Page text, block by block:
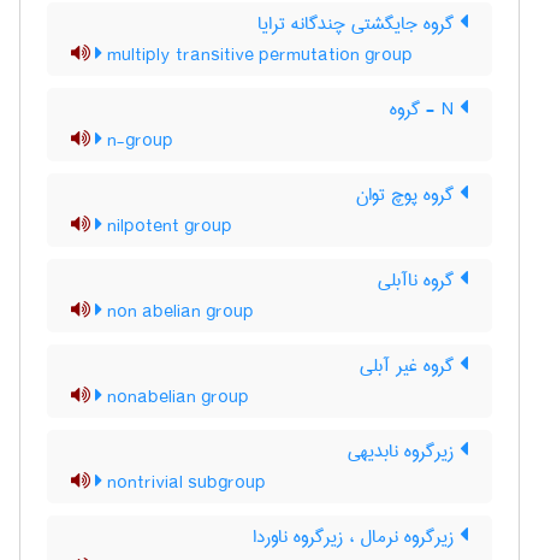
گروه جایگشتی چندگانه ترایا
multiply transitive permutation group
n-group
گروه پوچ توان
nilpotent group
گروه ناآبلی
non abelian group
گروه غیر آبلی
nonabelian group
زیرگروه نابدیهی
nontrivial subgroup
زیرگروه نرمال ، زیرگروه ناوردا